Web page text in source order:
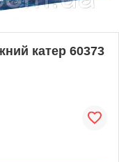
катер 60373